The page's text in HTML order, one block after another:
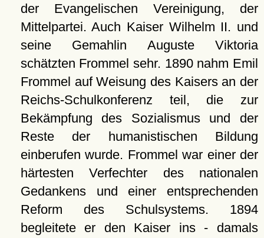
der Evangelischen Vereinigung, der
Mittelpartei. Auch Kaiser Wilhelm II. und
seine Gemahlin Auguste Viktoria
schätzten Frommel sehr. 1890 nahm Emil
Frommel auf Weisung des Kaisers an der
Reichs-Schulkonferenz teil, die zur
Bekämpfung des Sozialismus und der
Reste der humanistischen Bildung
einberufen wurde. Frommel war einer der
härtesten Verfechter des nationalen
Gedankens und einer entsprechenden
Reform des Schulsystems. 1894
begleitete er den Kaiser ins - damals